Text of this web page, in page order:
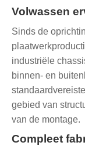
Volwassen
Sinds de
industriële
binnen- en
gebied van
van de montage.
Compleet